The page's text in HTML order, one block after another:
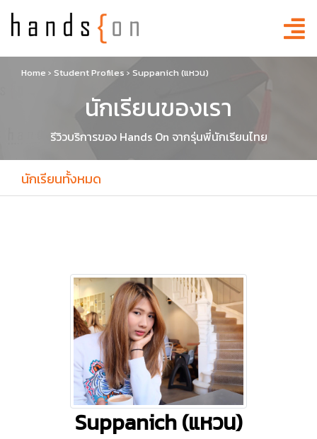
Home › Student Profiles › Suppanich (แหวน)
นักเรียนของเรา
รีวิวบริการของ Hands On จากรุ่นพี่นักเรียนไทย
นักเรียนทั้งหมด
Suppanich (แหวน)